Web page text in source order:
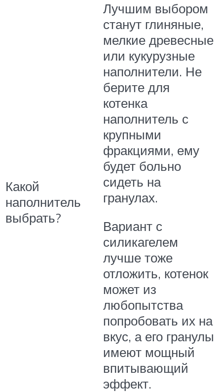
Какой
наполнитель
выбрать?
Лучшим выбором
станут глиняные,
мелкие древесные
или кукурузные
наполнители. Не
берите для
котенка
наполнитель с
крупными
фракциями, ему
будет больно
сидеть на
гранулах.
Вариант с
силикагелем
лучше тоже
отложить, котенок
может из
любопытства
попробовать их на
вкус, а его гранулы
имеют мощный
впитывающий
эффект.